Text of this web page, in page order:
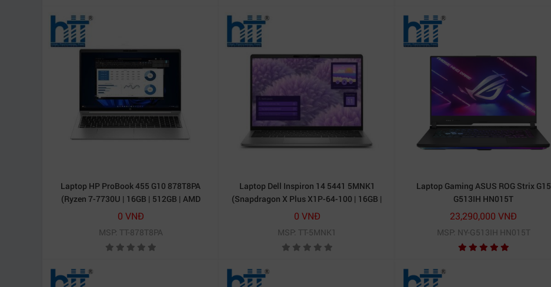
Laptop HP ProBook 455 G10 878T8PA
(Ryzen 7-7730U | 16GB | 512GB | AMD
Radeon Graphics | 15.6 inch FHD | Cảm
0 VNĐ
MSP: TT-878T8PA
Laptop Dell Inspiron 14 5441 5MNK1
(Snapdragon X Plus X1P-64-100 | 16GB |
512GB | Qualcom Adreno | 14 inch FHD+ |
0 VNĐ
MSP: TT-5MNK1
Laptop Gaming ASUS ROG Strix G15
G513IH HN015T
23,290,000 VNĐ
MSP: NY-G513IH HN015T